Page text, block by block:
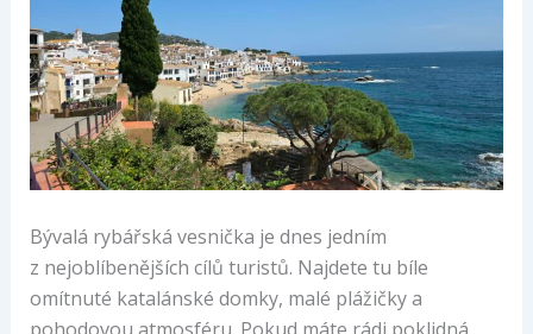
Bývalá rybářská vesnička je dnes jedním
z nejoblíbenějších cílů turistů. Najdete tu bíle
omítnuté katalánské domky, malé plážičky a